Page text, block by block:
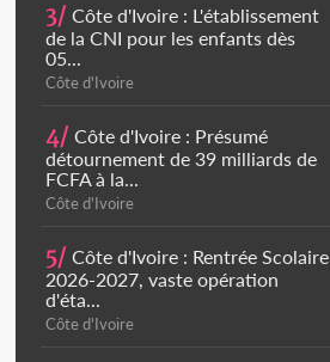
3/ Côte d'Ivoire : L'établissement
de la CNI pour les enfants dès
05...
Côte d'Ivoire
4/ Côte d'Ivoire : Présumé
détournement de 39 milliards de
FCFA à la...
Côte d'Ivoire
5/ Côte d'Ivoire : Rentrée Scolaire
2026-2027, vaste opération
d'éta...
Côte d'Ivoire